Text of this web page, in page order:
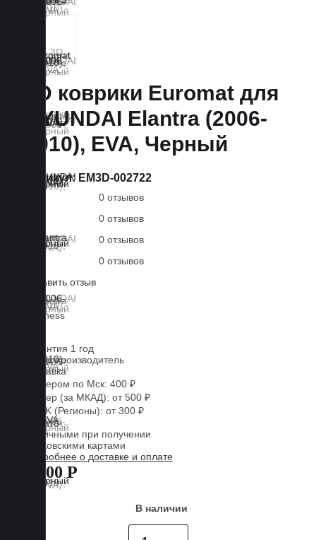
3D коврики Euromat для
HYUNDAI Elantra (2006-
2010), EVA, Черный
Артикул: EM3D-002722
0 отзывов
0 отзывов
0 отзывов
0 отзывов
Оставить отзыв
Business
Гарантия 1 год
Завод производитель
Доставка
Курьером по Мск: 400 ₽
Курьер (за МКАД): от 500 ₽
CDEK (Регионы): от 300 ₽
Оплата
Наличными при получении
Банковскими картами
Подробнее о доставке и оплате
7 500 Р
В наличии